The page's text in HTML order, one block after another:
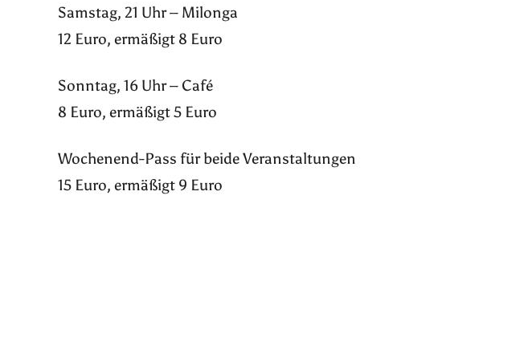
Samstag, 21 Uhr – Milonga
12 Euro, ermäßigt 8 Euro
Sonntag, 16 Uhr – Café
8 Euro, ermäßigt 5 Euro
Wochenend-Pass für beide Veranstaltungen
15 Euro, ermäßigt 9 Euro